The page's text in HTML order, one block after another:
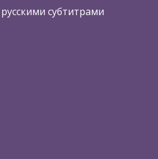
субтитрами